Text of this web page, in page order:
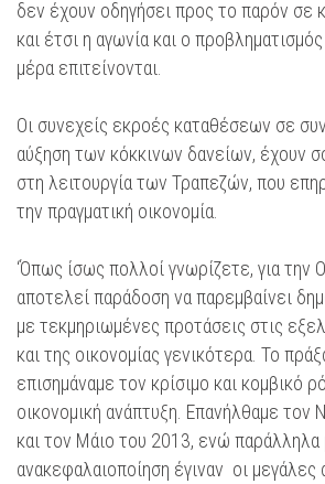
δεν έχουν οδηγήσει προς το παρόν σε
και έτσι η αγωνία και ο
μέρα επιτείνονται.
Οι συνεχείς εκροές καταθέσεων σε
αύξηση των κόκκινων δανείων, έχουν
στη λειτουργία των Τραπεζών, που
την πραγματική οικονομία.
‘Όπως ίσως πολλοί γνωρίζετε, για την
αποτελεί παράδοση να παρεμβαίνει
με τεκμηριωμένες προτάσεις στις
και της οικονομίας γενικότερα. Το
επισημάναμε τον κρίσιμο και κομβικό
οικονομική ανάπτυξη. Επανήλθαμε τον
και τον Μάιο του 2013, ενώ παράλληλα
ανακεφαλαιοποίηση έγιναν οι μεγάλες